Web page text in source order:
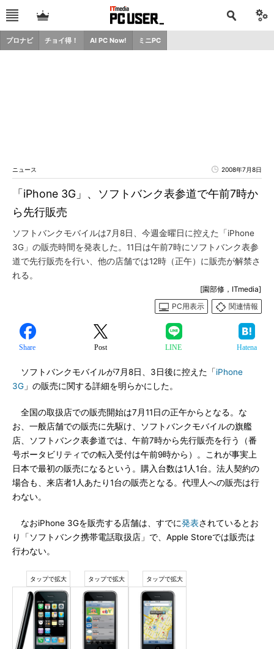
プロナビ チョイ得！ AI PC Now! ミニPC
ニュース 2008年7月8日
「iPhone 3G」、ソフトバンク表参道で午前7時か
ら先行販売
ソフトバンクモバイルは7月8日、今週金曜日に控えた「iPhone
3G」の販売時間を発表した。11日は午前7時にソフトバンク表参
道で先行販売を行い、他の店舗では12時（正午）に販売が解禁さ
れる。
[園部修，ITmedia]
PC用表示
関連情報
Share Post LINE Hatena
ソフトバンクモバイルが7月8日、3日後に控えた「iPhone
3G 」の販売に関する詳細を明らかにした。
全国の取扱店での販売開始は7月11日の正午からとなる。な
お、一般店舗での販売に先駆け、ソフトバンクモバイルの旗艦
店、ソフトバンク表参道では、午前7時から先行販売を行う（番
号ポータビリティでの転入受付は午前9時から）。これが事実上
日本で最初の販売になるという。購入台数は1人1台。法人契約の
場合も、来店者1人あたり1台の販売となる。代理人への販売は行
わない。
なおiPhone 3Gを販売する店舗は、すでに発表されているとお
り「ソフトバンク携帯電話取扱店」で、Apple Storeでは販売は
行わない。